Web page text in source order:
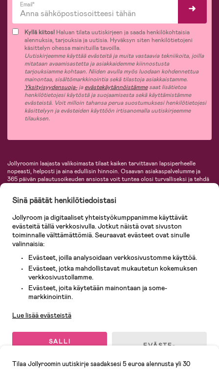
Email*
Kyllä kiitos! Haluan tilata uutiskirjeen ja saada henkilökohtaisia
alennuksia, tarjouksia ja uutisia. Hyväksyn siten henkilötietojeni
käsittelyn ohessa mainituilla tavoilla.
Uutiskirjeemme käyttää evästeitä ja muita vastaavia tekniikoita, joilla
mitataan avaamisastetta ja asiakkaidemme kiinnostusta
tarjouksiamme kohtaan. Niiden avulla myös luodaan kohdennettua
mainontaa, sisältömarkkinointia sekä tilastoja asiakkaistamme.
Yksityisyydensuoja-jaevästekäytännöistämmesaat lisätietoa
henkilötietojesi käytöstä ja suojaamisesta sekä käyttämistämme
evästeistä. Voit milloin tahansa perua suostumuksesi henkilötietojesi
käsittelyyn ja evästeiden käyttöön irtisanomalla uutiskirjeemme
tilauksen.
Jollyroomin laajasta valikoimasta tilaat kaiken tarvittavan lapsiperheelle
nopeasti, helposti ja aina edullisin hinnoin. Osaavan asiakaspalvelumme ja
365 päivän palautusoikeuden ansiosta voit tuntea olosi turvalliseksi ja tehdä
lastentarvikkeita sekä paljon muuta. Meiltä löydät lukuisia tunnettuja
KidKraft, Ergobaby, Philips Avent, Neonate, Cybex, LEGO ja monia muita!
Tervetuloa shoppailemaan Pohjoismaiden suurimpaan lastentarvikkeiden
verkkokauppaan!
Tilaa Jollyroomin uutiskirje saadaksesi 5 euroa alennusta yli 30
Sinä päätät henkilötiedoistasi
Jollyroom ja digitaaliset yhteistyökumppanimme käyttävät
evästeitä tällä verkkosivulla. Jotkut näistä ovat sivuston
toiminnalle välttämättömiä. Seuraavat evästeet ovat sinulle
valinnaisia:
Evästeet, joilla analysoidaan verkkosivustomme käyttöä.
Evästeet, jotka mahdollistavat mukautetun kokemuksen
verkkosivustollamme.
Evästeet, joita käytetään mainontaan ja some-
markkinointiin.
Lue lisää evästeistä
SALLI
EVÄSTE-